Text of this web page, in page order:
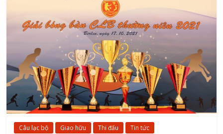
Câu lạc bộ Giao hữu Thi đấu Tin tức